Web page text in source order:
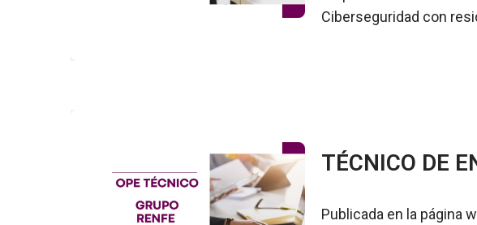
Ciberseguridad con
TÉCNICO DE
Publicada en la página